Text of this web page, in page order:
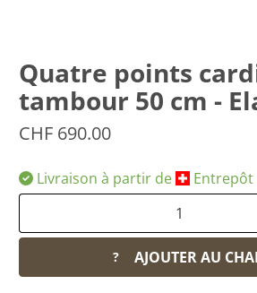
Quatre points
tambour 50 cm -
CHF 690.00
Livraison à partir de
Entrepôt
? AJOUTER AU